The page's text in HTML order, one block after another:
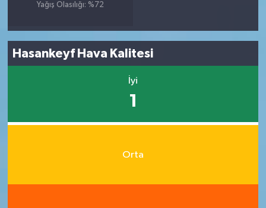
Yağış Olasılığı: %72
Hasankeyf Hava Kalitesi
İyi
1
Orta